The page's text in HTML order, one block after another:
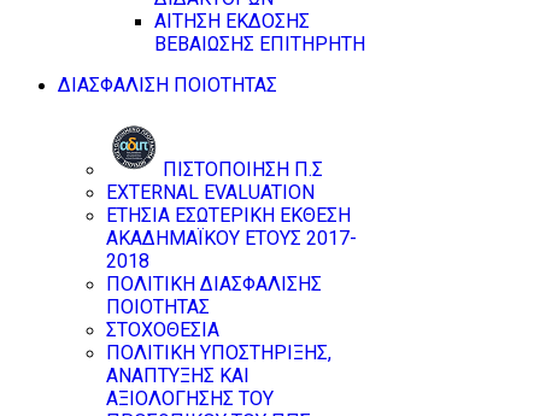
ΑΙΤΗΣΗ ΕΚΔΟΣΗΣ
ΒΕΒΑΙΩΣΗΣ ΕΠΙΤΗΡΗΤΗ
ΔΙΑΣΦΑΛΙΣΗ ΠΟΙΟΤΗΤΑΣ
ΠΙΣΤΟΠΟΙΗΣΗ Π.Σ
EXTERNAL EVALUATION
ΕΤΗΣΙΑ ΕΣΩΤΕΡΙΚΗ ΕΚΘΕΣΗ
ΑΚΑΔΗΜΑΪΚΟΥ ΕΤΟΥΣ 2017-
2018
ΠΟΛΙΤΙΚΗ ΔΙΑΣΦΑΛΙΣΗΣ
ΠΟΙΟΤΗΤΑΣ
ΣΤΟΧΟΘΕΣΙΑ
ΠΟΛΙΤΙΚΗ ΥΠΟΣΤΗΡΙΞΗΣ,
ΑΝΑΠΤΥΞΗΣ ΚΑΙ
ΑΞΙΟΛΟΓΗΣΗΣ ΤΟΥ